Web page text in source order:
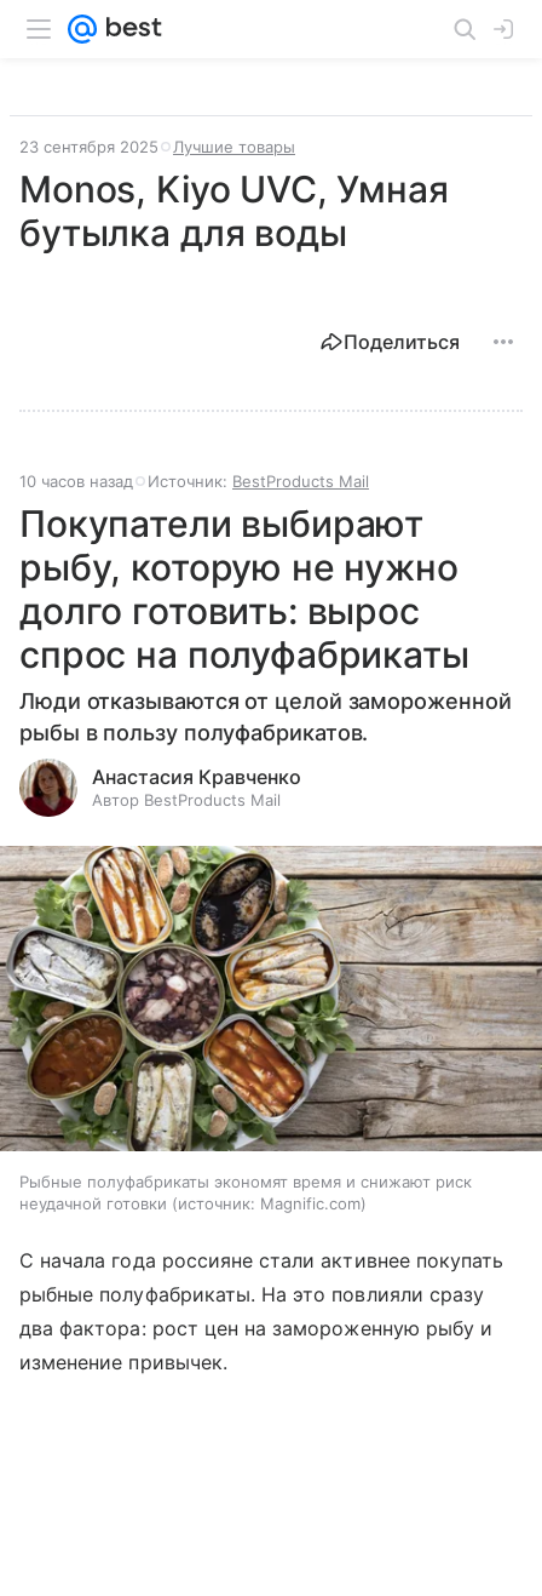
23 сентября 2025 Лучшие товары
Monos, Kiyo UVC, Умная
бутылка для воды
Поделиться
10 часов назад Источник: BestProducts Mail
Покупатели выбирают
рыбу, которую не нужно
долго готовить: вырос
спрос на полуфабрикаты
Люди отказываются от целой замороженной
рыбы в пользу полуфабрикатов.
Анастасия Кравченко
Автор BestProducts Mail
Рыбные полуфабрикаты экономят время и снижают риск
неудачной готовки
источник: Magnific.com
С начала года россияне стали активнее покупать
рыбные полуфабрикаты. На это повлияли сразу
два фактора: рост цен на замороженную рыбу и
изменение привычек.